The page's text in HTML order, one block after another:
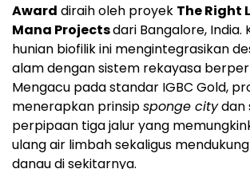
Award diraih oleh proyek The Right
Mana Projectsdari Bangalore, India.
hunian biofilik ini mengintegrasikan
alam dengan sistem rekayasa
Mengacu pada standar IGBC Gold,
menerapkan prinsipsponge citydan
perpipaan tiga jalur yang
ulang air limbah sekaligus
danau di sekitarnya.